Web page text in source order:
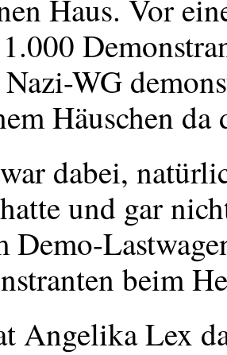
Haus. Vor
Nazi-WG
Häuschen da
dabei,
und gar
Demo-
beim
Angelika Lex